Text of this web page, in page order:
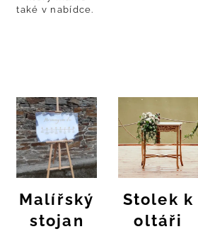
také v nabídce.
Malířský
stojan
Stolek k
oltáři